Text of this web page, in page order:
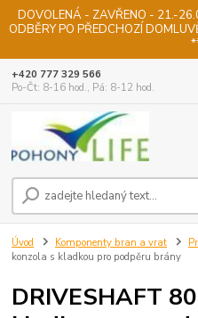
DOVOLENÁ - ZAVŘENO - 21.-
ODBĚRY PO PŘEDCHOZÍ
+420 777 329 566
Po-Čt: 8-16 hod., Pá: 8-12 hod.
Úvod Komponenty bran a vrat
konzola s kladkou pro podpěru brány
DRIVESHAFT